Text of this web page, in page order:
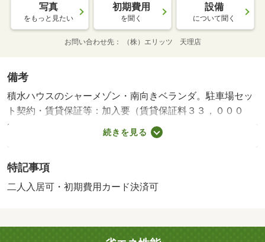
写真
をもっと見たい
初期費用
を聞く
設備
について聞く
お問い合わせ先 （株）エリッツ 天理店
備考
積水ハウスのシャーメゾン・南向きベランダ。駐車場セッ
ト契約・賃貸保証等：加入要（賃貸保証料３３，０００
円）・維持費等：シャーメゾンライフサポート１，３２０
円／月・家賃保証料１，２７６円／月・お部屋はおもな開
一部がクッションフロアとなっております。周辺にはファ
ミリーマート 斑鳩法隆寺南店があり便利です。・バイク
続きを見る
特記事項
二人入居可・初期費用カード決済可